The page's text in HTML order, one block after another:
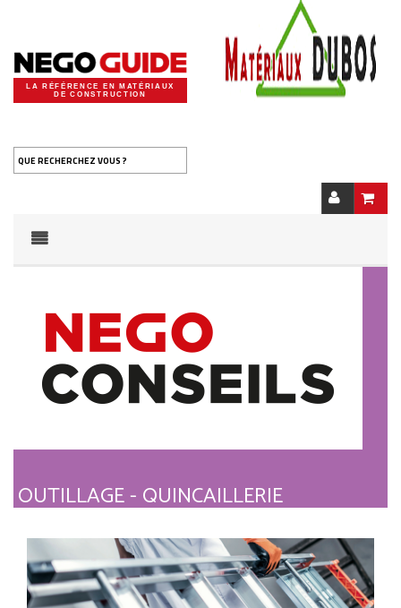
LA RÉFÉRENCE EN MATÉRIAUX
DE CONSTRUCTION
QUE RECHERCHEZ VOUS ?
OUTILLAGE - QUINCAILLERIE